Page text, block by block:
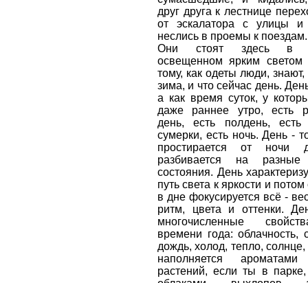
друг друга к лестнице
от эскалатора с улицы и
неслись в проемы к поездам.
Они стоят здесь в
освещенном ярким
тому, как одеты люди,
зима, и что сейчас день.
а как время суток, у
даже раннее утро, есть
день, есть полдень, есть
сумерки, есть ночь. День -
простирается от
разбивается на
состояния. День
путь света к яркости и
в дне фокусируется всё -
ритм, цвета и оттенки.
многочисленные
времени года: облачность,
дождь, холод, тепло,
наполняется
растений, если ты в